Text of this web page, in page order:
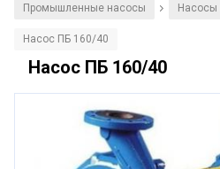
Промышленные насосы / Насосы
Насос ПБ 160/40
Насос ПБ 160/40